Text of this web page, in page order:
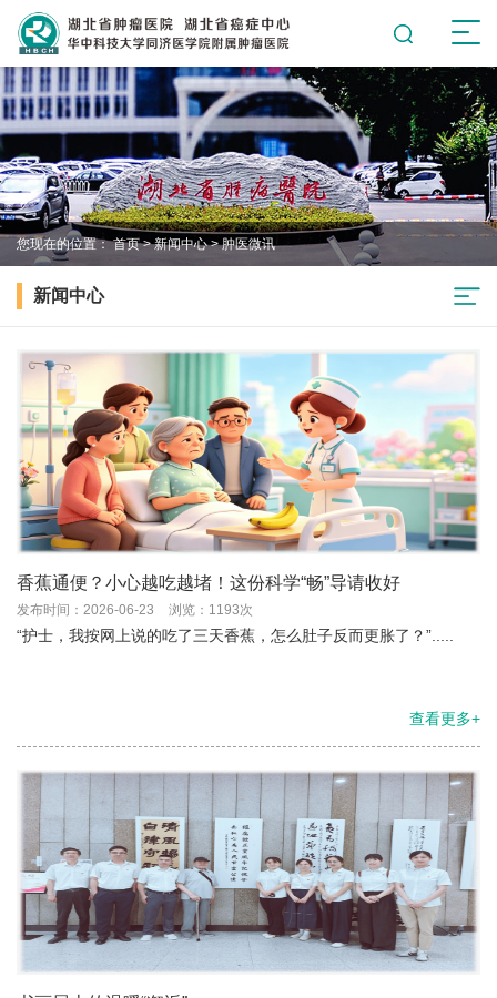
您现在的位置： 首页>新闻中心>肿医微讯
新闻中心
香蕉通便？小心越吃越堵！这份科学“畅”导请收好
发布时间：2026-06-23 浏览：1193次
“护士，我按网上说的吃了三天香蕉，怎么肚子反而更胀了？”.....
查看更多+